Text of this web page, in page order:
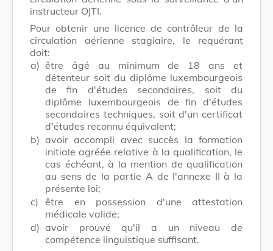
instructeur OJTI.
Pour obtenir une licence de contrôleur de la
circulation aérienne stagiaire, le requérant
doit:
a) être âgé au minimum de 18 ans et
détenteur soit du diplôme luxembourgeois
de fin d'études secondaires, soit du
diplôme luxembourgeois de fin d'études
secondaires techniques, soit d'un certificat
d'études reconnu équivalent;
b) avoir accompli avec succès la formation
initiale agréée relative à la qualification, le
cas échéant, à la mention de qualification
au sens de la partie A de l'annexe II à la
présente loi;
c) être en possession d'une attestation
médicale valide;
d) avoir prouvé qu'il a un niveau de
compétence linguistique suffisant.